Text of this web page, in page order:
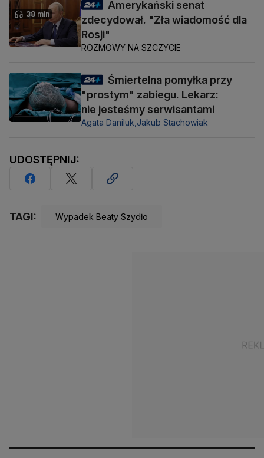
38 min
Amerykański senat
zdecydował. "Zła wiadomość dla
Rosji"
ROZMOWY NA SZCZYCIE
Śmiertelna pomyłka przy
"prostym" zabiegu. Lekarz:
nie jesteśmy serwisantami
Agata Daniluk, Jakub Stachowiak
UDOSTĘPNIJ:
TAGI: Wypadek Beaty Szydło